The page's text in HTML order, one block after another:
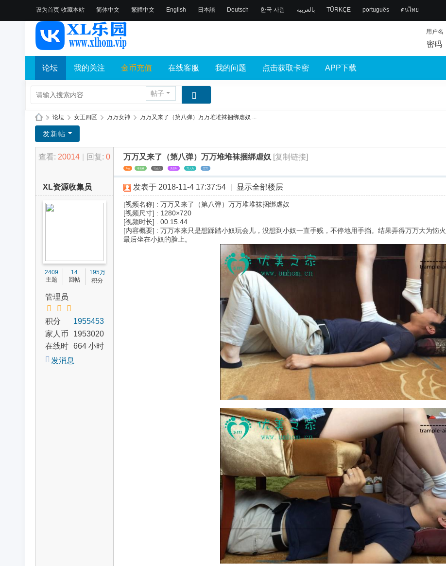
设为首页 收藏本站 简体中文 繁體中文 English 日本語 Deutsch 한국 사람 بالعربية TÜRKÇE português คนไทย
用户名
密码
论坛 我的关注 金币充值 在线客服 我的问题 点击获取卡密 APP下载
帖子
L
乐
» 论坛 › 女王四区 › 万万女神 › 万万又来了（第八弹）万万堆堆袜捆绑虐奴 ...
发新帖
查看: 20014 回复: 0 万万又来了（第八弹）万万堆堆袜捆绑虐奴 [复制链接]
Tag 堆堆袜 玩会儿 没想到 万大为 万万
XL资源收集员
2409
主题
14
回帖
195万
积分
管理员
积分
1955453
家人币
1953020
在线时
间
664 小时
发消息
发表于 2018-11-4 17:37:54 显示全部楼层
[视频名称] : 万万又来了（第八弹）万万堆堆袜捆绑虐奴
[视频尺寸] : 1280×720
[视频时长] : 00:15:44
[内容概要] : 万万本来只是想踩踏小奴玩会儿，没想到小奴一直手贱，不停地用手挡。结果弄得万万大为恼
最后坐在小奴的脸上。